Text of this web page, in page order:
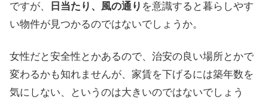
ですが、
日当たり、風の通り を意識すると暮らしやす
い物件が見つかるのではないでしょうか。
女性だと安全性とかあるので、治安の良い場所とかで
変わるかも知れませんが、家賃を下げるには築年数を
気にしない、というのは大きいのではないでしょう